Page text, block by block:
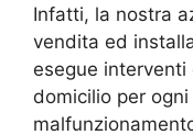
Infatti, la nostra
vendita ed
esegue
domicilio per